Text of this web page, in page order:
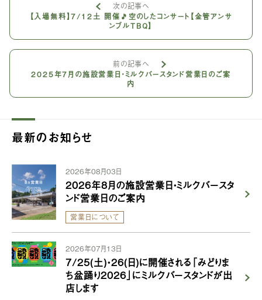
次の記事へ
【入場無料】7/12土 開催🎵空のしたコンサート【金管アンサ
ンブルTBQ】
前の記事へ
2025年7月の施設営業日・ミルクバースタンド営業日のご案
内
最新のお知らせ
2026年08月03日
2026年8月の施設営業日・ミルクバースタ
ンド営業日のご案内
営業日について
2026年07月13日
7/25(土)・26(日)に開催される「みどりま
ち盆踊り2026」にミルクバースタンドが出
店します